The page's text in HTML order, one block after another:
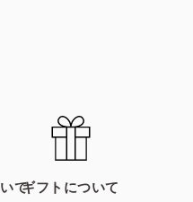
てギフトについて